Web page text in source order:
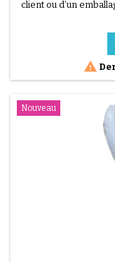
client ou d’un
% fonctionnel.
Vendu sans

Nouveau